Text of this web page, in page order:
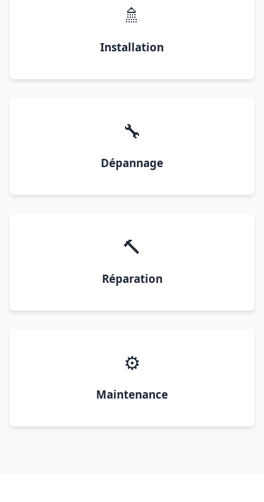
🚿
Installation
🔧
Dépannage
🔨
Réparation
⚙️
Maintenance